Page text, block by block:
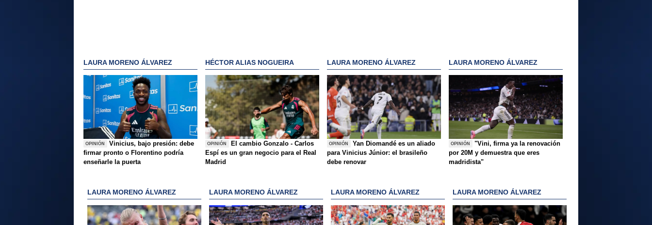
LAURA MORENO ÁLVAREZ
OPINIÓN
Vinicius, bajo presión: debe
firmar pronto o Florentino podría
enseñarle la puerta
HÉCTOR ALIAS NOGUEIRA
OPINIÓN
El cambio Gonzalo - Carlos
Espí es un gran negocio para el Real
Madrid
LAURA MORENO ÁLVAREZ
OPINIÓN
Yan Diomandé es un aliado
para Vinicius Júnior: el brasileño
debe renovar
LAURA MORENO ÁLVAREZ
OPINIÓN
"Vini, firma ya la renovación
por 20M y demuestra que eres
madridista"
LAURA MORENO ÁLVAREZ LAURA MORENO ÁLVAREZ LAURA MORENO ÁLVAREZ LAURA MORENO ÁLVAREZ